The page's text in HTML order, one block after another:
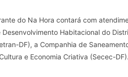
do Na Hora contará com
Desenvolvimento Habitacional do
DF), a Companhia de
e Economia Criativa (Secec-DF).